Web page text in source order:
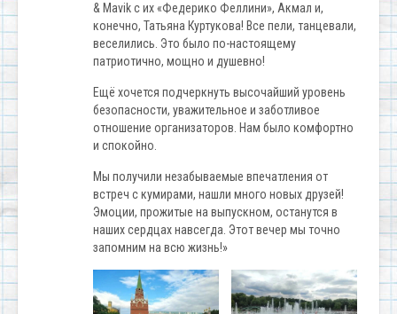
& Mavik с их «Федерико Феллини», Акмал и,
конечно, Татьяна Куртукова! Все пели, танцевали,
веселились. Это было по-настоящему
патриотично, мощно и душевно!
Ещё хочется подчеркнуть высочайший уровень
безопасности, уважительное и заботливое
отношение организаторов. Нам было комфортно
и спокойно.
Мы получили незабываемые впечатления от
встреч с кумирами, нашли много новых друзей!
Эмоции, прожитые на выпускном, останутся в
наших сердцах навсегда. Этот вечер мы точно
запомним на всю жизнь!»